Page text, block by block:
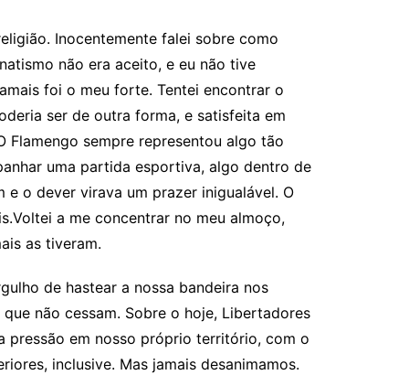
Inocentemente falei sobre como
não era aceito, e eu não tive
foi o meu forte. Tentei encontrar o
ser de outra forma, e satisfeita em
sempre representou algo tão
uma partida esportiva, algo dentro de
e o dever virava um prazer inigualável. O
a me concentrar no meu almoço,
as tiveram.
de hastear a nossa bandeira nos
não cessam. Sobre o hoje, Libertadores
pressão em nosso próprio território, com o
inclusive. Mas jamais desanimamos.